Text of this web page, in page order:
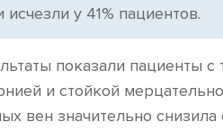
исчезли у 41% пациентов.
показали пациенты
и стойкой
вен значительно